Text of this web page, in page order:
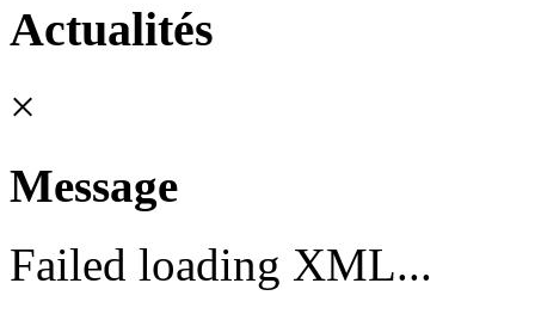
Actualités
×
Message
Failed loading XML...